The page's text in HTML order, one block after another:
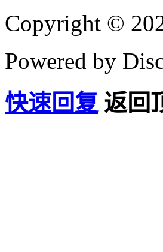
Copyright ©
Powered by
快速回复 返回